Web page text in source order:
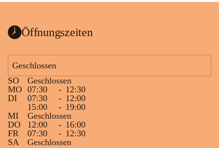
Öffnungszeiten
Geschlossen
SO
Geschlossen
MO 07:30 - 12:30
DI
07:30 - 12:00
15:00
- 19:00
MI
Geschlossen
DO
12:00 - 16:00
FR
07:30 - 12:30
SA
Geschlossen